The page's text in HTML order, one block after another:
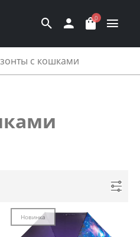
0
зонты с кошками
Новинка